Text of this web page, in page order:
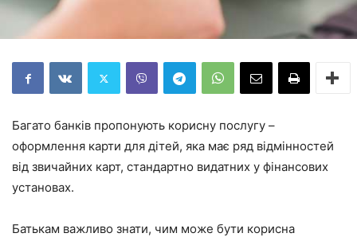
Багато банків пропонують корисну послугу –
оформлення карти для дітей, яка має ряд відмінностей
від звичайних карт, стандартно видатних у фінансових
установах.
Батькам важливо знати, чим може бути корисна